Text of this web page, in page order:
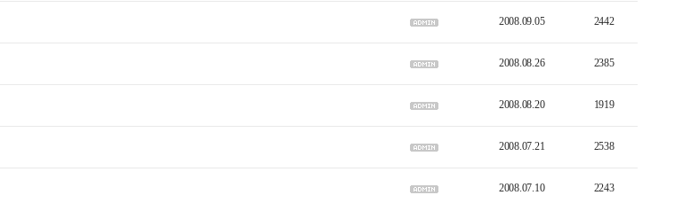
2008.09.05 2442
2008.08.26 2385
2008.08.20 1919
2008.07.21 2538
2008.07.10 2243